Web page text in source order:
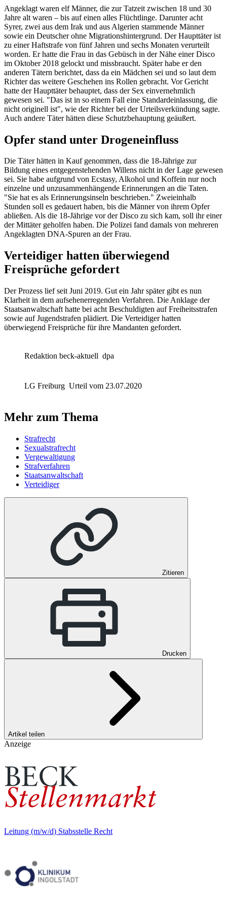
Angeklagt waren elf Männer, die zur Tatzeit zwischen 18 und 30
Jahre alt waren – bis auf einen alles Flüchtlinge. Darunter acht
Syrer, zwei aus dem Irak und aus Algerien stammende Männer
sowie ein Deutscher ohne Migrationshintergrund. Der Haupttäter ist
zu einer Haftstrafe von fünf Jahren und sechs Monaten verurteilt
worden. Er hatte die Frau in das Gebüsch in der Nähe einer Disco
im Oktober 2018 gelockt und missbraucht. Später habe er den
anderen Tätern berichtet, dass da ein Mädchen sei und so laut dem
Richter das weitere Geschehen ins Rollen gebracht. Vor Gericht
hatte der Haupttäter behauptet, dass der Sex einvernehmlich
gewesen sei. "Das ist in so einem Fall eine Standardeinlassung, die
nicht originell ist", wie der Richter bei der Urteilsverkündung sagte.
Auch andere Täter hätten diese Schutzbehauptung geäußert.
Opfer stand unter Drogeneinfluss
Die Täter hätten in Kauf genommen, dass die 18-Jährige zur
Bildung eines entgegenstehenden Willens nicht in der Lage gewesen
sei. Sie habe aufgrund von Ecstasy, Alkohol und Koffein nur noch
einzelne und unzusammenhängende Erinnerungen an die Taten.
"Sie hat es als Erinnerungsinseln beschrieben." Zweieinhalb
Stunden soll es gedauert haben, bis die Männer von ihrem Opfer
abließen. Als die 18-Jährige vor der Disco zu sich kam, soll ihr einer
der Mittäter geholfen haben. Die Polizei fand damals von mehreren
Angeklagten DNA-Spuren an der Frau.
Verteidiger hatten überwiegend
Freisprüche gefordert
Der Prozess lief seit Juni 2019. Gut ein Jahr später gibt es nun
Klarheit in dem aufsehenerregenden Verfahren. Die Anklage der
Staatsanwaltschaft hatte bei acht Beschuldigten auf Freiheitsstrafen
sowie auf Jugendstrafen plädiert. Die Verteidiger hatten
überwiegend Freisprüche für ihre Mandanten gefordert.
Redaktion beck-aktuell dpa
LG Freiburg Urteil vom 23.07.2020
Mehr zum Thema
Strafrecht
Sexualstrafrecht
Vergewaltigung
Strafverfahren
Staatsanwaltschaft
Verteidiger
Zitieren
Drucken
Artikel teilen
Anzeige
Leitung (m/w/d) Stabsstelle Recht